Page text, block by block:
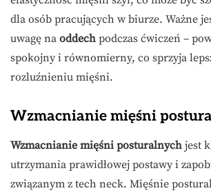
dla osób pracujących w biurze. Ważne
uwagę na oddech podczas ćwiczeń –
spokojny i równomierny, co sprzyja
rozluźnieniu mięśni.
Wzmacnianie mięśni
Wzmacnianie mięśni posturalnych jest
utrzymania prawidłowej postawy i
związanym z tech neck. Mięśnie